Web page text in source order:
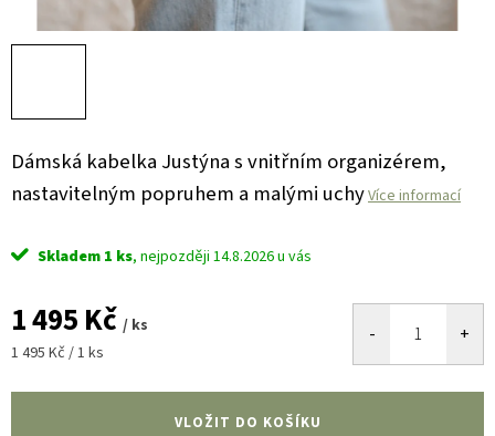
Dámská kabelka Justýna s vnitřním organizérem,
nastavitelným popruhem a malými uchyVíce informací
Skladem 1 ks 14.8.2026
1 495 Kč / ks
Měrná
1 495 Kč / 1 ks
VLOŽIT DO KOŠÍKU